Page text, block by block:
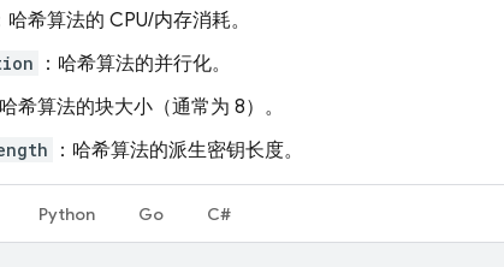
哈希算法的 CPU/内存消耗。
：哈希算法的并行化。
哈希算法的块大小（通常为 8）。
：哈希算法的派生密钥长度。
Python Go C#